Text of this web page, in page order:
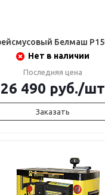
Нет в наличии
Последняя цена
26 490 руб./шт
Заказать